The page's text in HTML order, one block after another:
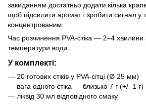
закиданням достатньо додати кілька
щоб підсилити аромат і зробити сигнал у
концентрованим.
Час розчинення PVA-стіка — 2–4 хвилини
температури води.
У комплекті:
— 20 готових стіків у PVA-сітці (Ø 25 мм)
— вага одного стіка — близько 7 г (+/- 1 г)
— ліквід 30 мл відповідного смаку